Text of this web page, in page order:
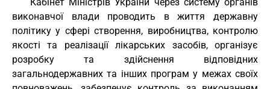
виконавчої влади проводить в життя державну
політику у сфері створення, виробництва, контролю
якості та реалізації лікарських засобів, організує
розробку та здійснення відповідних
загальнодержавних та інших програм у межах своїх